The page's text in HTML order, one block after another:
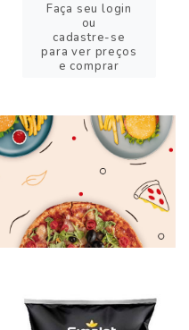
Faça seu login
ou
cadastre-se
para ver preços
e comprar